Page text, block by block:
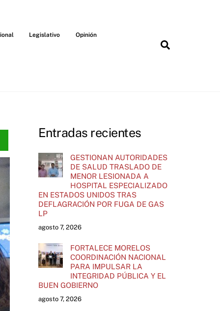
Legislativo Opinión
Entradas recientes
GESTIONAN AUTORIDADES
DE SALUD TRASLADO DE
MENOR LESIONADA A
HOSPITAL ESPECIALIZADO
EN ESTADOS UNIDOS TRAS
DEFLAGRACIÓN POR FUGA DE GAS
LP
agosto 7, 2026
FORTALECE MORELOS
COORDINACIÓN NACIONAL
PARA IMPULSAR LA
INTEGRIDAD PÚBLICA Y EL
BUEN GOBIERNO
agosto 7, 2026